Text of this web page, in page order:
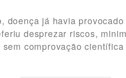
doença já havia
desprezar riscos,
comprovação